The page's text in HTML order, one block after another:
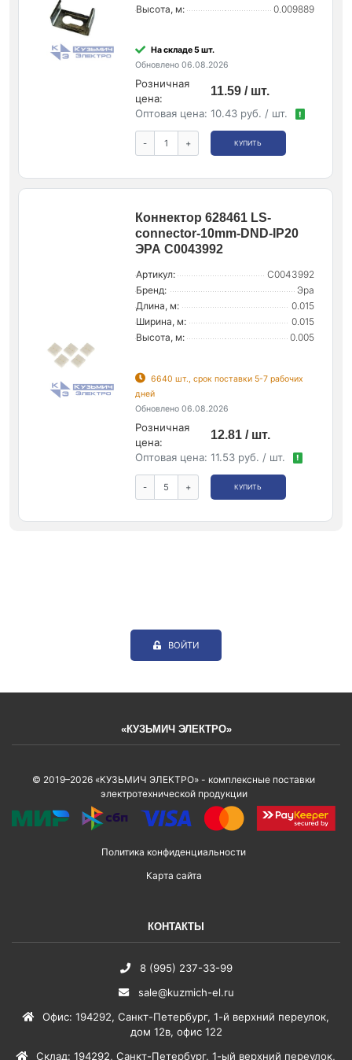
Высота, м:
0.009889
На складе 5 шт.
Обновлено 06.08.2026
Розничная
цена:
11.59 / шт.
Оптовая цена: 10.43 руб. / шт. !
- + КУПИТЬ
Коннектор 628461 LS-
connector-10mm-DND-IP20
ЭРА C0043992
Артикул:
C0043992
Бренд:
Эра
Длина, м:
0.015
Ширина, м:
0.015
Высота, м:
0.005
6640 шт., срок поставки 5-7 рабочих
дней
Обновлено 06.08.2026
Розничная
цена:
12.81 / шт.
Оптовая цена: 11.53 руб. / шт. !
- + КУПИТЬ
ВОЙТИ
«КУЗЬМИЧ ЭЛЕКТРО»
© 2019–2026 «КУЗЬМИЧ ЭЛЕКТРО» - комплексные поставки
электротехнической продукции
Политика конфиденциальности
Карта сайта
КОНТАКТЫ
8 (995) 237-33-99
sale@kuzmich-el.ru
Офис: 194292, Санкт-Петербург, 1-й верхний переулок,
дом 12в, офис 122
Склад: 194292, Санкт-Петербург, 1-ый верхний переулок,